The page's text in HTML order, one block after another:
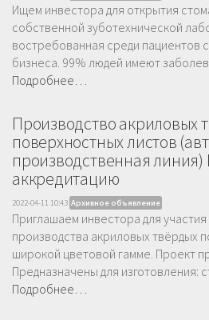
Ищем инвестора для открытия
собственной зуботехнической
востребованная среди пациентов
бизнеса. 99% людей имеют
Подробнее…
Производство акриловых
поверхностных листов
производственная
аккредитацию
2022-04-11 10:43 Архивное объявление
Приглашаем инвестора для
производства акриловых твёрдых
широкой цветовой гамме. Проект
Предназначены для изготовления:
Подробнее…